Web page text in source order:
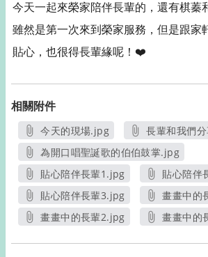
今天一起來榮家陪伴長輩的，還有棋蓁
雖然是第一次來到榮家服務，但是跟家
貼心，也很得長輩緣呢！ ❤️
相關附件
今天的現場.jpg
另開新視窗
長輩和我們
為開口唱聖誕歌的伯伯鼓掌.jpg
另開新視窗
貼心陪伴長輩1.jpg
另開新視窗
貼心陪伴
另
貼心陪伴長輩3.jpg
另開新視窗
畫畫中的
另
畫畫中的長輩2.jpg
畫畫中的